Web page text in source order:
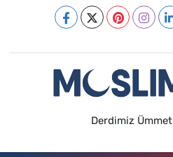
Derdimiz